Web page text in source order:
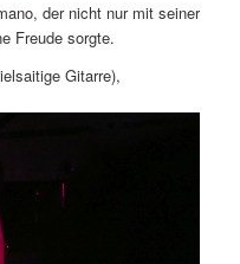
der nicht nur mit seiner
Freude sorgte.
Gitarre),